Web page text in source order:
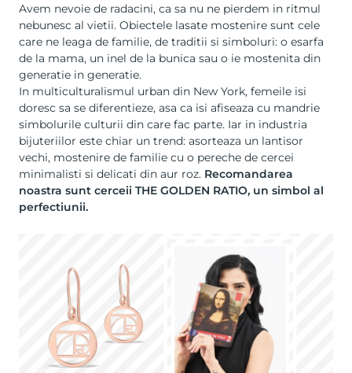
Avem nevoie de radacini, ca sa nu ne pierdem in ritmul
nebunesc al vietii. Obiectele lasate mostenire sunt cele
care ne leaga de familie, de traditii si simboluri: o esarfa
de la mama, un inel de la bunica sau o ie mostenita din
generatie in generatie.
In multiculturalismul urban din New York, femeile isi
doresc sa se diferentieze, asa ca isi afiseaza cu mandrie
simbolurile culturii din care fac parte. Iar in industria
bijuteriilor este chiar un trend: asorteaza un lantisor
vechi, mostenire de familie cu o pereche de cercei
minimalisti si delicati din aur roz. Recomandarea
noastra sunt cerceii THE GOLDEN RATIO, un simbol al
perfectiunii.